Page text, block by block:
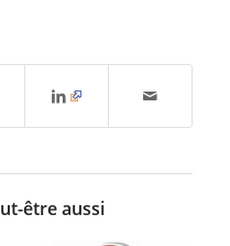
être aussi